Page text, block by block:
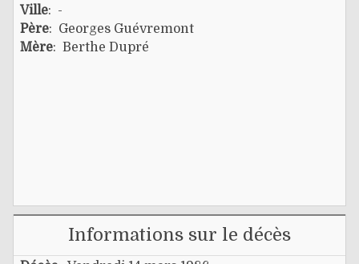
Ville: -
Père: Georges Guévremont
Mère: Berthe Dupré
Informations sur le décès